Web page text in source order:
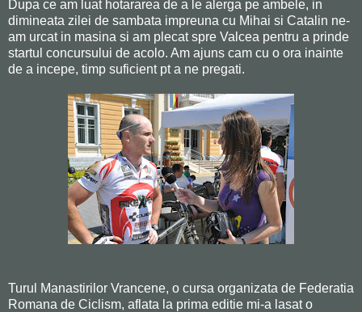
Dupa ce am luat hotararea de a le alerga pe ambele, in
dimineata zilei de sambata impreuna cu Mihai si Catalin ne-
am urcat in masina si am plecat spre Valcea pentru a prinde
startul concursului de acolo. Am ajuns cam cu o ora inainte
de a incepe, timp suficient pt a ne pregati.
Turul Manastirilor Vrancene, o cursa organizata de Federatia
Romana de Ciclism, aflata la prima editie mi-a lasat o